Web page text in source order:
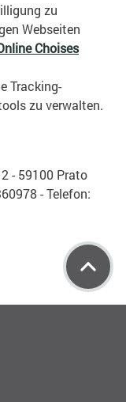
zu
Webseiten
Choises
Tracking-
zu verwalten.
- 59100 Prato
- Telefon: